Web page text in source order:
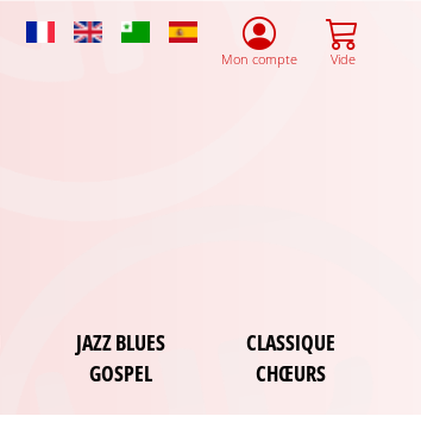
SpanishMon compte Vide
JAZZ BLUES
GOSPEL
CLASSIQUE
CHŒURS